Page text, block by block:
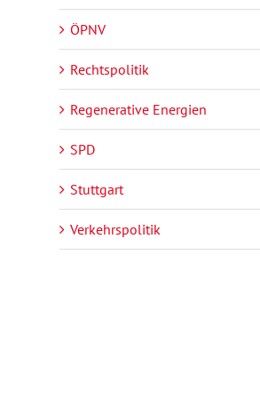
ÖPNV
Rechtspolitik
Regenerative Energien
SPD
Stuttgart
Verkehrspolitik